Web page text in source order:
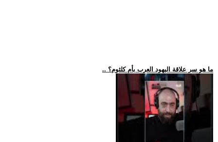
.. ما هو سر علاقة اليهود العرب بأم كلثوم؟